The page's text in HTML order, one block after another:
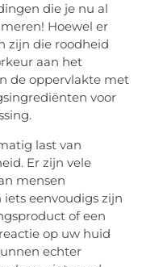
die je nu al
Hoewel er
zijn die roodheid
aan het
de oppervlakte met
voor
last van
Er zijn vele
mensen
eenvoudigs zijn
of een
op uw huid
echter